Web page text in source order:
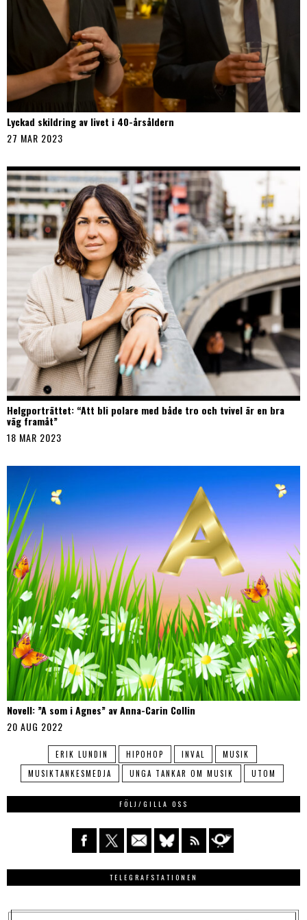
Lyckad skildring av livet i 40-årsåldern
27 MAR 2023
Helgporträttet: “Att bli polare med både tro och tvivel är en bra
väg framåt”
18 MAR 2023
Novell: ”A som i Agnes” av Anna-Carin Collin
20 AUG 2022
ERIK LUNDIN HIPOHOP INVAL
MUSIK
MUSIKTANKESMEDJA
UNGA TANKAR OM MUSIK UTOM
FÖLJ/GILLA OSS
TELEGRAFSTATIONEN